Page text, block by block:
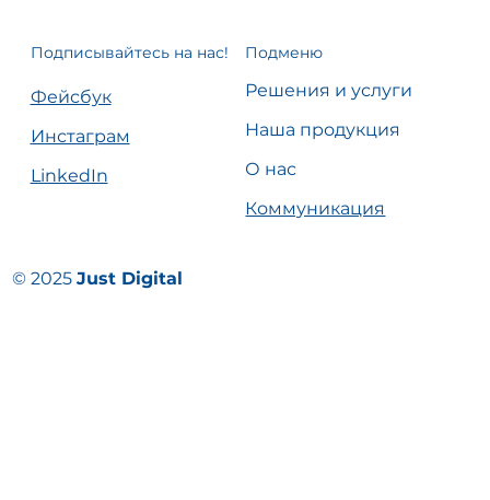
Подменю
Решения и услуги
Наша продукция
О нас
Коммуникация
Подписывайтесь на нас!
Фейсбук
Инстаграм
LinkedIn
© 2025 Just Digital